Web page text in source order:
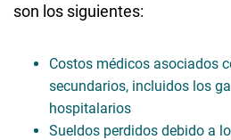
son los siguientes:
Costos médicos asociados
secundarios, incluidos los
hospitalarios
Sueldos perdidos debido a